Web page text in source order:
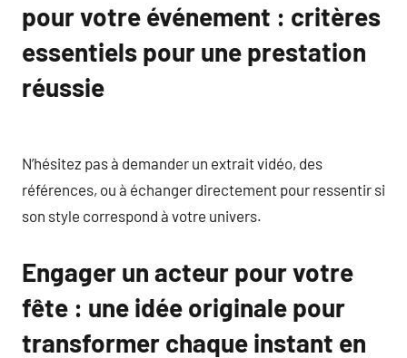
pour votre événement : critères
essentiels pour une prestation
réussie
N’hésitez pas à demander un extrait vidéo, des
références, ou à échanger directement pour ressentir si
son style correspond à votre univers.
Engager un acteur pour votre
fête : une idée originale pour
transformer chaque instant en